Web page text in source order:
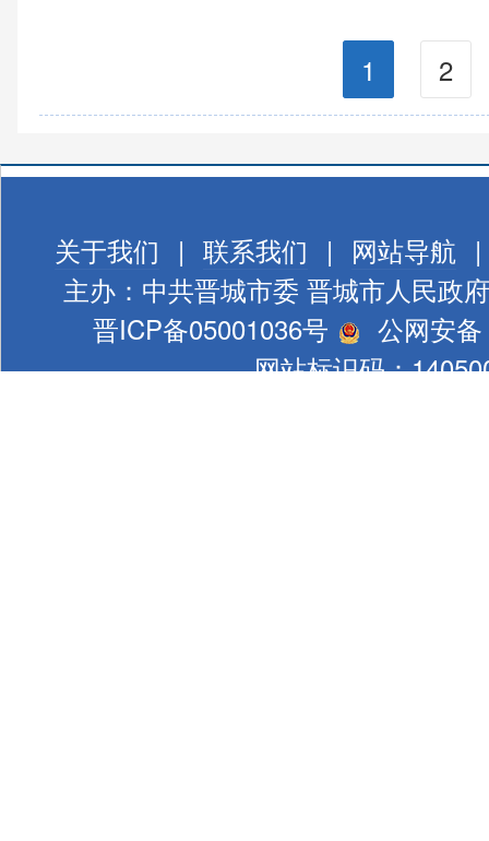
1 2
关于我们 | 联系我们 | 网站导航 |
主办：中共晋城市委 晋城市人民政府
晋ICP备05001036号
公网安
网站标识码：